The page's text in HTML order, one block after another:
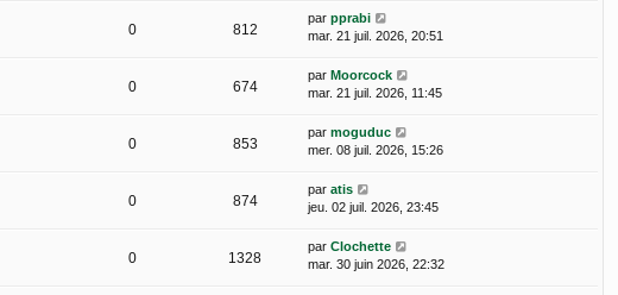
0 812
par pprabi
mar. 21 juil. 2026, 20:51
0 674
par Moorcock
mar. 21 juil. 2026, 11:45
0 853
par moguduc
mer. 08 juil. 2026, 15:26
0 874
par atis
jeu. 02 juil. 2026, 23:45
0 1328
par Clochette
mar. 30 juin 2026, 22:32